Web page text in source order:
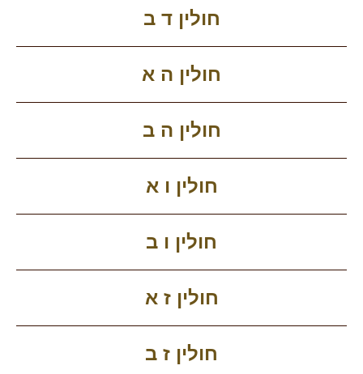
חולין ד ב
חולין ה א
חולין ה ב
חולין ו א
חולין ו ב
חולין ז א
חולין ז ב